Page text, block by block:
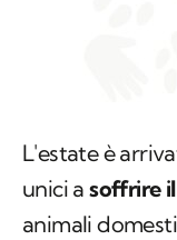
L'estate è
unici asoffrire
animali